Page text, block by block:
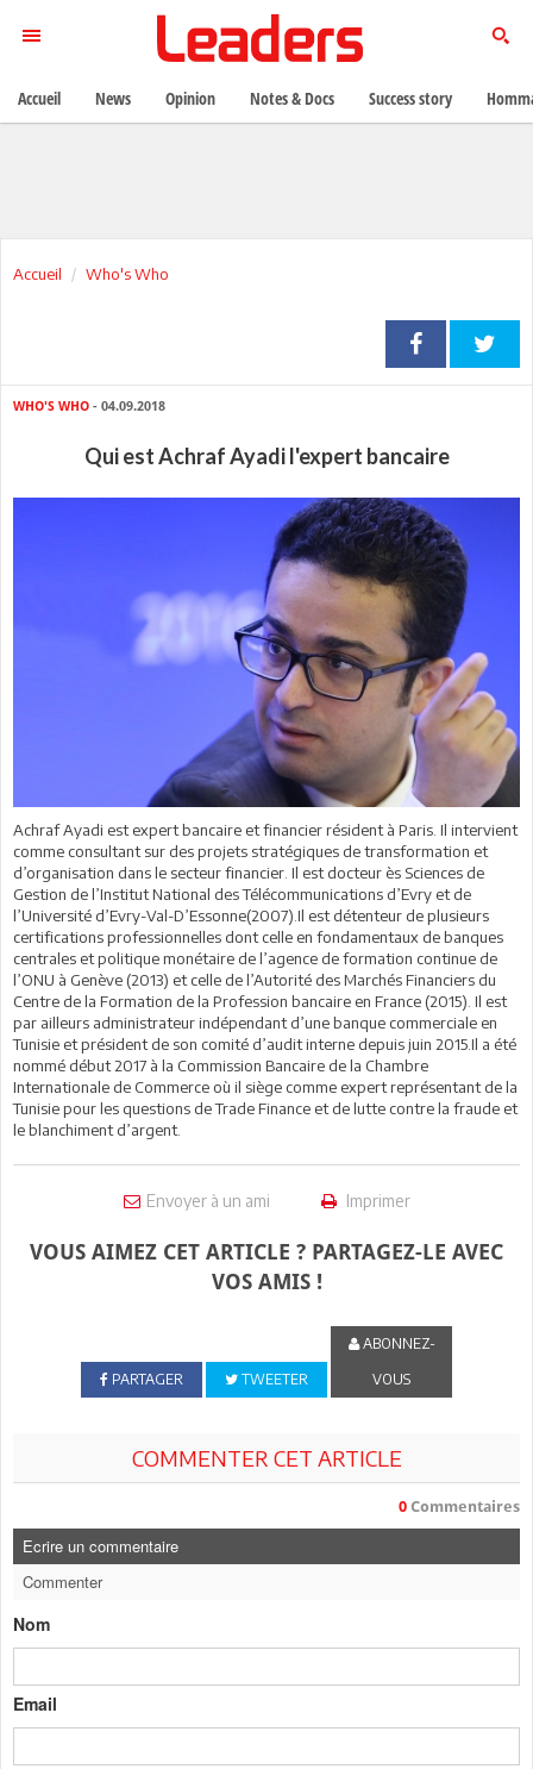
Accueil Who's Who
WHO'S WHO - 04.09.2018
Qui est Achraf Ayadi l'expert bancaire
Achraf Ayadi est expert bancaire et financier résident à Paris. Il intervient
comme consultant sur des projets stratégiques de transformation et
d’organisation dans le secteur financier. Il est docteur ès Sciences de
Gestion de l’Institut National des Télécommunications d’Evry et de
l’Université d’Evry-Val-D’Essonne(2007).Il est détenteur de plusieurs
certifications professionnelles dont celle en fondamentaux de banques
centrales et politique monétaire de l’agence de formation continue de
l’ONU à Genève (2013) et celle de l’Autorité des Marchés Financiers du
Centre de la Formation de la Profession bancaire en France (2015). Il est
par ailleurs administrateur indépendant d’une banque commerciale en
Tunisie et président de son comité d’audit interne depuis juin 2015.Il a été
nommé début 2017 à la Commission Bancaire de la Chambre
Internationale de Commerce où il siège comme expert représentant de la
Tunisie pour les questions de Trade Finance et de lutte contre la fraude et
le blanchiment d’argent.
Envoyer à un ami Imprimer
VOUS AIMEZ CET ARTICLE ? PARTAGEZ-LE AVEC
VOS AMIS !
PARTAGER TWEETER
ABONNEZ-
VOUS
COMMENTER CET ARTICLE
0 Commentaires
Ecrire un commentaire
Commenter
Nom
Email
Accueil News Opinion Notes & Docs Success story